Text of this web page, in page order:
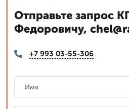
Отправьте запрос
Федоровичу,
+7 993 03-55-306